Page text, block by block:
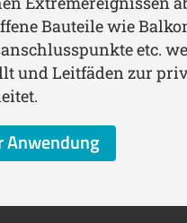
Bauteile wie
etc.
und Leitfäden zur
Anwendung